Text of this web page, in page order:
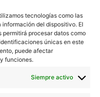
tecnologías como las
del dispositivo. El
procesar datos como
únicas en este
puede afectar
funciones.
Siempre activo